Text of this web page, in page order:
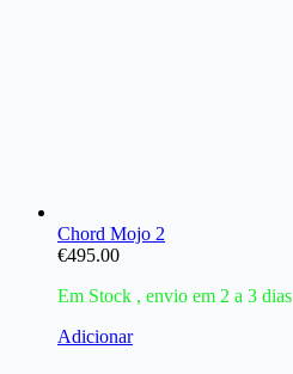
Chord Mojo 2
€495.00
Em Stock , envio em 2 a 3 dias
Adicionar